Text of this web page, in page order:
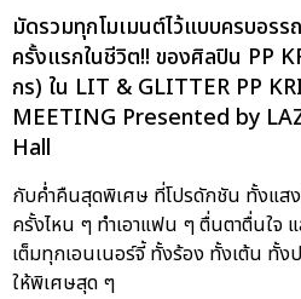
มัดรวมทุกโมเมนต์ไว้แบบครบอร
ครั้งแรกในชีวิต!! ของศิลปิน PP
กร) ใน LIT & GLITTER PP
MEETING Presented by
Hall
กับค่ำคืนสุดพิเศษ ที่โปรดักชัน ทั้งแส
ครั้งไหน ๆ ทำเอาแฟน ๆ ตื่นตาตื่นใจ
เต็มทุกเอนเนอร์จี้ ทั้งร้อง ทั้งเต้น ทั้
ให้พิเศษสุด ๆ